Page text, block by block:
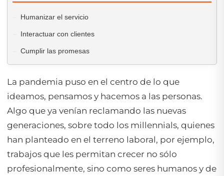
Humanizar el servicio
Interactuar con clientes
Cumplir las promesas
La pandemia puso en el centro de lo que
ideamos, pensamos y hacemos a las personas.
Algo que ya venían reclamando las nuevas
generaciones, sobre todo los millennials, quienes
han planteado en el terreno laboral, por ejemplo,
trabajos que les permitan crecer no sólo
profesionalmente, sino como seres humanos y de